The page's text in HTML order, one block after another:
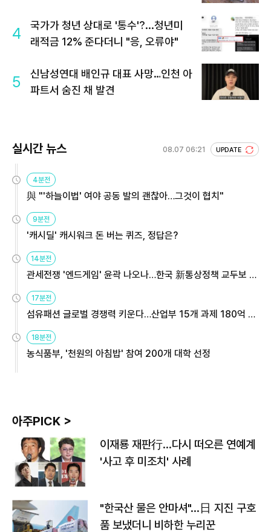
4
국가가 청년 상대로 '통수'?...청년미
래적금 12% 준다더니 "응, 오류야"
5
신남성연대 배인규 대표 사망…인천 아
파트서 숨진 채 발견
실시간 뉴스 08.07 06:21 UPDATE
4분전
與 "'하늘이법' 여야 공동 발의 괜찮아…그것이 협치"
9분전
'캐시딜' 캐시워크 돈 버는 퀴즈, 정답은?
14분전
관세전쟁 '엔드게임' 윤곽 나오나…한국 新통상정책 교두보 활
용해야
17분전
섬유패션 글로벌 경쟁력 키운다…산업부 15개 과제 180억 지
원
18분전
농식품부, '천원의 아침밥' 참여 200개 대학 선정
아주PICK >
이재룡 재판行…다시 떠오른 연예계
'사고 후 미조치' 사례
"한국산 물은 안마셔"…日 지진 구호
품 보냈더니 비하한 누리꾼